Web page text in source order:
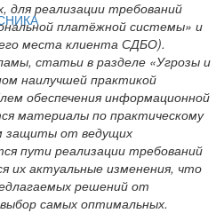
для реализации требований
платёжной системы» и
места клиента СДБО).
статьи в разделе «Угрозы и
наилучшей практикой
обеспечения информационной
материалы по практическому
защиты от ведущих
пути реализации требований
их актуальные изменения, что
решений от
самых оптимальных.